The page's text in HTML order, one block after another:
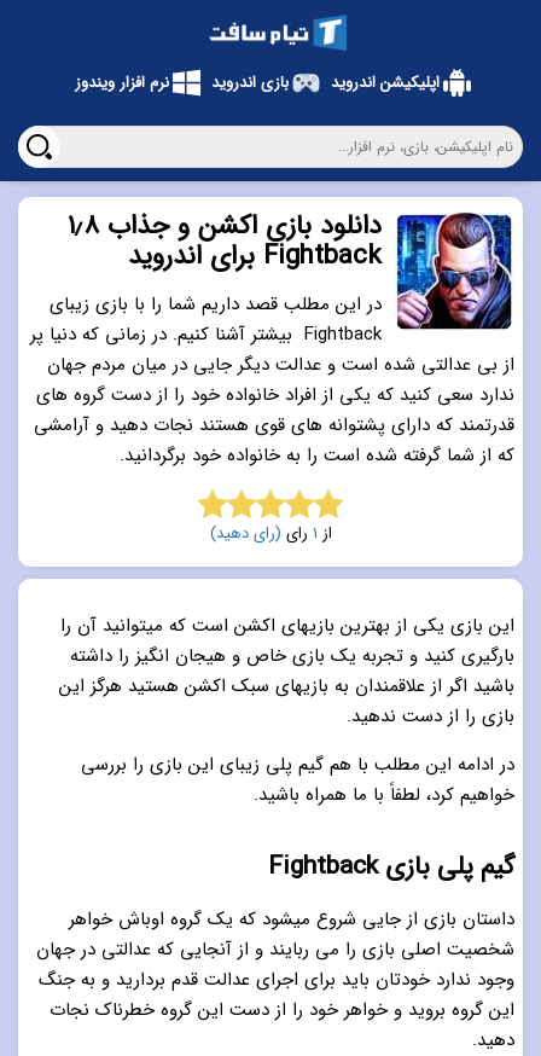
دانلود بازی اکشن و جذاب ۱٫۸
Fightback برای اندروید
در این مطلب قصد داریم شما را با بازی زیبای
Fightback بیشتر آشنا کنیم. در زمانی که دنیا پر
از بی عدالتی شده است و عدالت دیگر جایی در میان مردم جهان
ندارد سعی کنید که یکی از افراد خانواده خود را از دست گروه های
قدرتمند که دارای پشتوانه های قوی هستند نجات دهید و آرامشی
که از شما گرفته شده است را به خانواده خود برگردانید.
5.0 از 5 از 1 رای (رای دهید)
این بازی یکی از بهترین بازیهای اکشن است که میتوانید آن را
بارگیری کنید و تجربه یک بازی خاص و هیجان انگیز را داشته
باشید اگر از علاقمندان به بازیهای سبک اکشن هستید هرگز این
بازی را از دست ندهید.
در ادامه این مطلب با هم گیم پلی زیبای این بازی را بررسی
خواهیم کرد، لطفاً با ما همراه باشید.
گیم پلی بازی Fightback
داستان بازی از جایی شروع میشود که یک گروه اوباش خواهر
شخصیت اصلی بازی را می ربایند و از آنجایی که عدالتی در جهان
وجود ندارد خودتان باید برای اجرای عدالت قدم بردارید و به جنگ
این گروه بروید و خواهر خود را از دست این گروه خطرناک نجات
دهید.
اپلیکیشن اندروید بازی اندروید نرم افزار ویندوز